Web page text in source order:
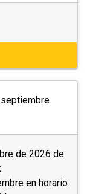
de 2026 de
en horario